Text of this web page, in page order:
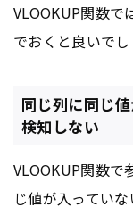
VLOOKUP関数で
でおくと良いでし
同じ列に同じ
検知しない
VLOOKUP関数で
じ値が入ってい